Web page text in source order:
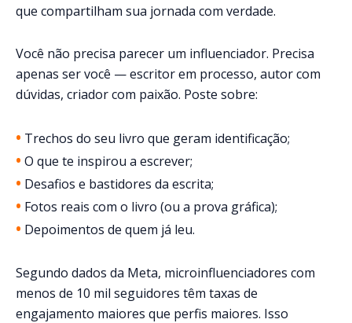
que compartilham sua jornada com verdade.
Você não precisa parecer um influenciador. Precisa
apenas ser você — escritor em processo, autor com
dúvidas, criador com paixão. Poste sobre:
• Trechos do seu livro que geram identificação;
• O que te inspirou a escrever;
• Desafios e bastidores da escrita;
• Fotos reais com o livro (ou a prova gráfica);
• Depoimentos de quem já leu.
Segundo dados da Meta, microinfluenciadores com
menos de 10 mil seguidores têm taxas de
engajamento maiores que perfis maiores. Isso